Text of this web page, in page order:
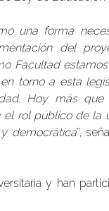
una forma
del
Facultad
torno a esta
Hoy más
rol público de la
democrática”,
y han